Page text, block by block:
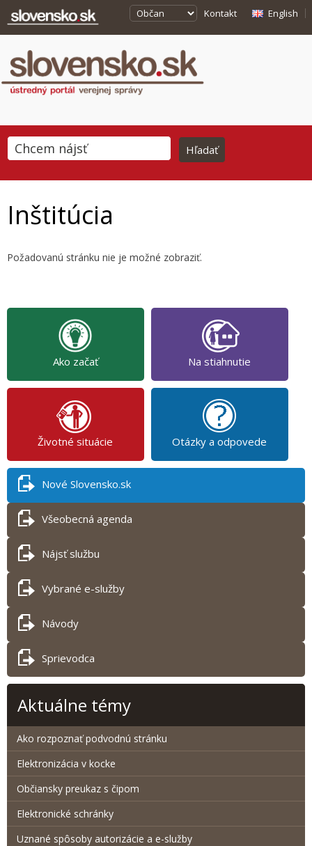
Kontakt English
Inštitúcia
Požadovanú stránku nie je možné zobraziť.
Ako začať Na stiahnutie
Životné situácie Otázky a odpovede
Nové Slovensko.sk
Všeobecná agenda
Nájsť službu
Vybrané e-služby
Návody
Sprievodca
Aktuálne témy
Ako rozpoznať podvodnú stránku
Elektronizácia v kocke
Občiansky preukaz s čipom
Elektronické schránky
Uznané spôsoby autorizácie a e-služby